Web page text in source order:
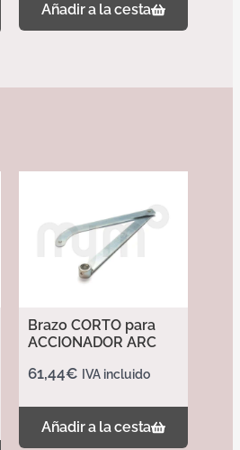
Añadir a la cesta
Brazo CORTO para
ACCIONADOR ARC
61,44€ IVA incluido
Añadir a la cesta